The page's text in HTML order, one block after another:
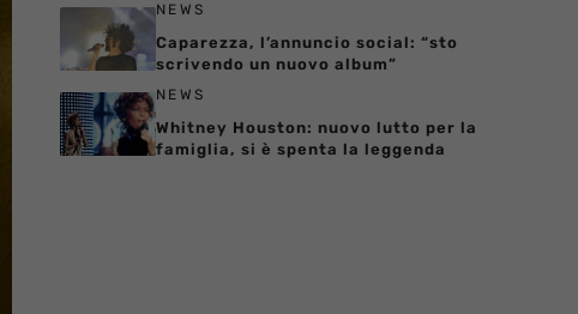
NEWS
Caparezza, l’annuncio social: “sto
scrivendo un nuovo album”
NEWS
Whitney Houston: nuovo lutto per la
famiglia, si è spenta la leggenda